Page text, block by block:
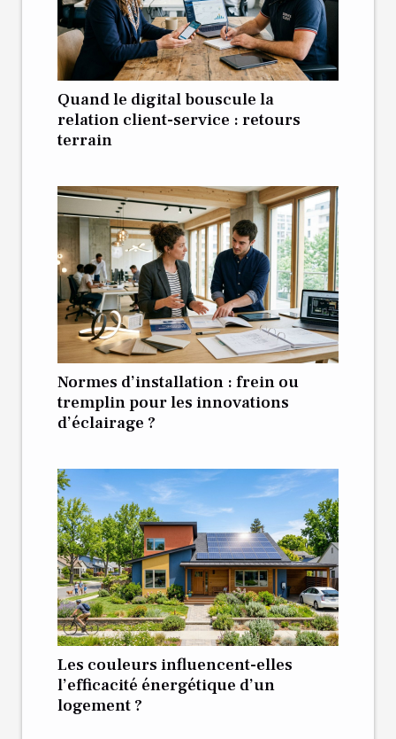
Quand le digital bouscule la
relation client-service : retours
terrain
Normes d’installation : frein ou
tremplin pour les innovations
d’éclairage ?
Les couleurs influencent-elles
l’efficacité énergétique d’un
logement ?